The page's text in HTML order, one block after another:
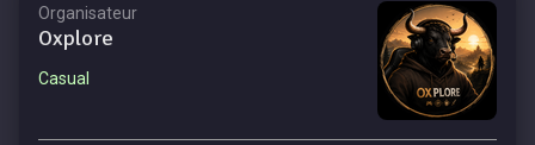
Organisateur
Oxplore
Casual